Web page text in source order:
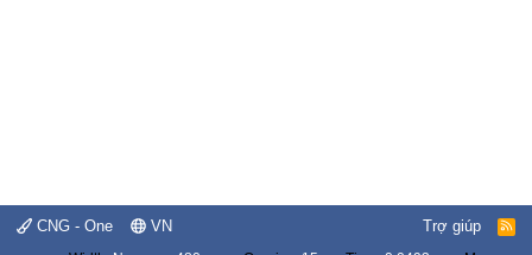
CNG - One VN Trợ giúp
R